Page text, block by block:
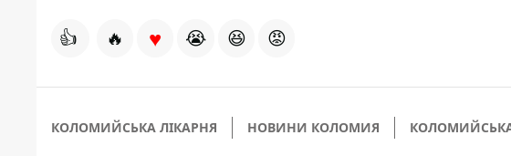
👍 🔥 ♥ 😭 😆 😡
КОЛОМИЙСЬКА ЛІКАРНЯ НОВИНИ КОЛОМИЯ